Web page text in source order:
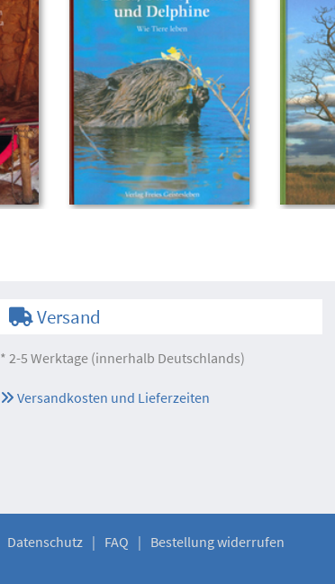
Versand
* 2-5 Werktage (innerhalb Deutschlands)
Versandkosten und Lieferzeiten
Datenschutz FAQ
Bestellung widerrufen